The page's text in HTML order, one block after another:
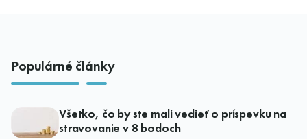
Populárné články
Všetko, čo by ste mali vedieť o príspevku na
stravovanie v 8 bodoch